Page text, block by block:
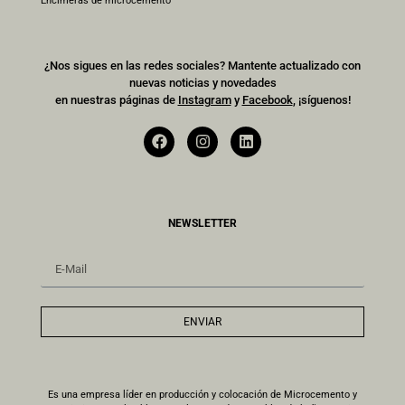
¿Nos sigues en las redes sociales? Mantente actualizado con
nuevas noticias y novedades
en nuestras páginas de Instagramy Facebook, ¡síguenos!
NEWSLETTER
ENVIAR
Es una empresa líder en producción y colocación de Microcemento y